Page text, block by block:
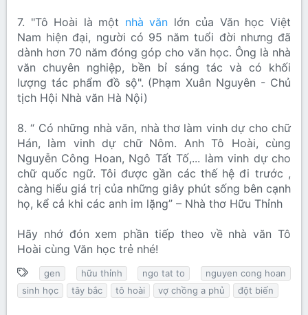
7. "Tô Hoài là một nhà văn lớn của Văn học Việt
Nam hiện đại, người có 95 năm tuổi đời nhưng đã
dành hơn 70 năm đóng góp cho văn học. Ông là nhà
văn chuyên nghiệp, bền bỉ sáng tác và có khối
lượng tác phẩm đồ sộ". (Phạm Xuân Nguyên - Chủ
tịch Hội Nhà văn Hà Nội)
8. “ Có những nhà văn, nhà thơ làm vinh dự cho chữ
Hán, làm vinh dự chữ Nôm. Anh Tô Hoài, cùng
Nguyễn Công Hoan, Ngô Tất Tố,... làm vinh dự cho
chữ quốc ngữ. Tôi được gần các thế hệ đi trước ,
càng hiểu giá trị của những giây phút sống bên cạnh
họ, kể cả khi các anh im lặng” – Nhà thơ Hữu Thỉnh
Hãy nhớ đón xem phần tiếp theo về nhà văn Tô
Hoài cùng Văn học trẻ nhé!
T
ừ
k
gen hữu thỉnh ngo tat to
nguyen cong hoan
sinh học
tây bắc tô hoài vợ chồng a phủ đột biến